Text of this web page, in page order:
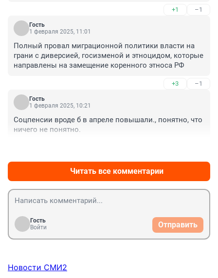
+1 –1
Гость
1 февраля 2025, 11:01
Полный провал миграционной политики власти на
грани с диверсией, госизменой и этноцидом, которые
направлены на замещение коренного этноса РФ
+3 –1
Гость
1 февраля 2025, 10:21
Соцпенсии вроде б в апреле повышали., понятно, что
ничего не понятно.
Читать все комментарии
Гость
Войти
Отправить
Новости СМИ2